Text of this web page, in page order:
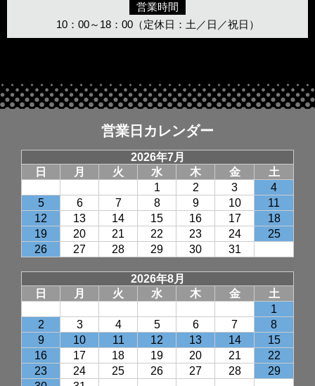
営業時間
10：00～18：00（定休日：土／日／祝日）
営業日カレンダー